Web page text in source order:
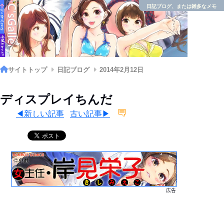
日記ブログ、または雑多なメモ
サイトトップ 日記ブログ 2014年2月12日
ディスプレイちんだ
◀新しい記事 古い記事▶
広告